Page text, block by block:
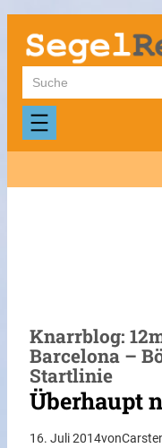
Zum
Inhalt
springen
Suchen
Knarrblog:
Barcelona –
Startlinie
Überhaupt
16. Juli 2014von